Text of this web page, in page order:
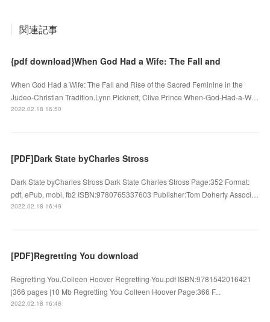
関連記事
{pdf download}When God Had a Wife: The Fall and
When God Had a Wife: The Fall and Rise of the Sacred Feminine in the
Judeo-Christian Tradition.Lynn Picknett, Clive Prince When-God-Had-a-W…
2022.02.18 16:50
[PDF]Dark State byCharles Stross
Dark State byCharles Stross Dark State Charles Stross Page:352 Format:
pdf, ePub, mobi, fb2 ISBN:9780765337603 Publisher:Tom Doherty Associ…
2022.02.18 16:49
[PDF]Regretting You download
Regretting You.Colleen Hoover Regretting-You.pdf ISBN:9781542016421
|366 pages |10 Mb Regretting You Colleen Hoover Page:366 F...
2022.02.18 16:48